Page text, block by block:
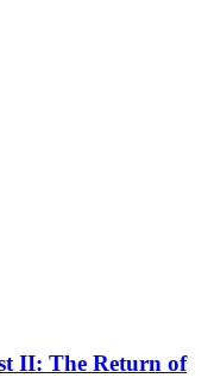
II: The Return of